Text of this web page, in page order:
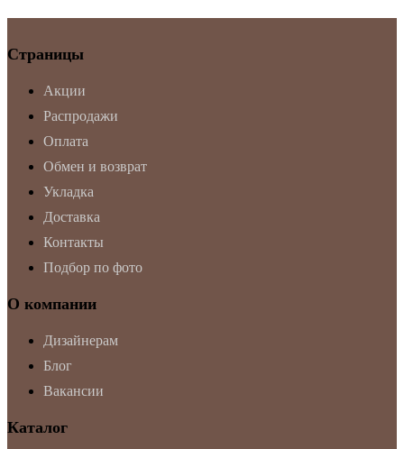
Страницы
Акции
Распродажи
Оплата
Обмен и возврат
Укладка
Доставка
Контакты
Подбор по фото
О компании
Дизайнерам
Блог
Вакансии
Каталог